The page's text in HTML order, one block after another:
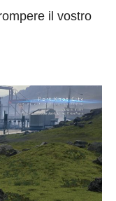
il vostro